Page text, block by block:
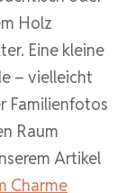
Holz
Eine kleine
– vielleicht
Familienfotos
Raum
Artikel
Charme